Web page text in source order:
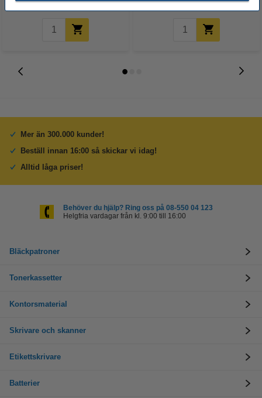
Mer än 300.000 kunder!
Beställ innan 16:00 så skickar vi idag!
Alltid låga priser!
Behöver du hjälp? Ring oss på 08-550 04 123
Helgfria vardagar från kl. 9:00 till 16:00
Bläckpatroner
Tonerkassetter
Kontorsmaterial
Skrivare och skanner
Etikettskrivare
Batterier